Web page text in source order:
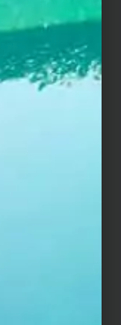
Nous
à 6kg de
cm, prévoir
x 30 cm,
céramique,
conseillons
avant de